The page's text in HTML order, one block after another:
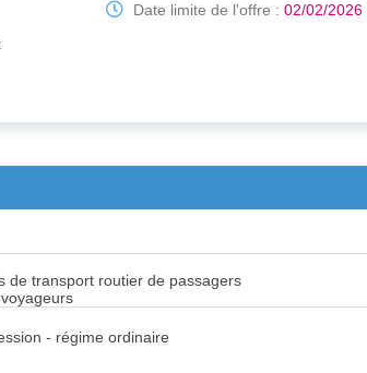
Date limite de l'offre :02/02/2026
de transport routier de passagers
- régime ordinaire